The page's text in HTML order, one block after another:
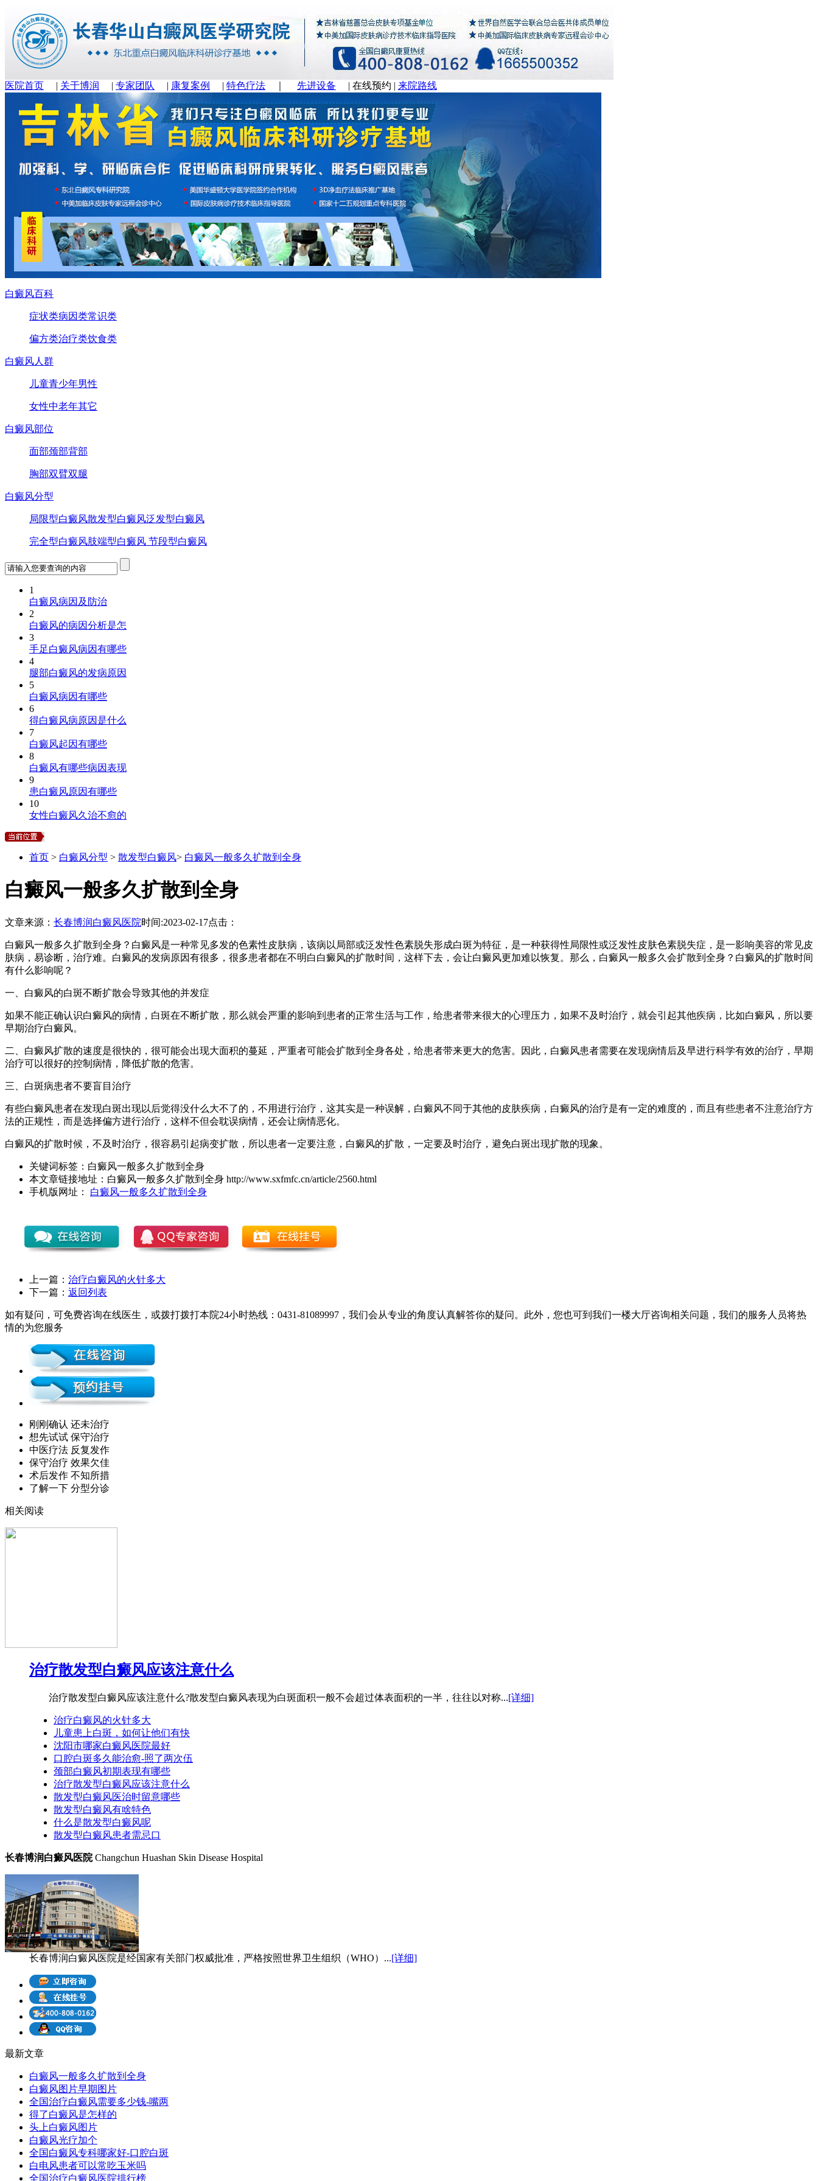
医院首页 | 关于博润 | 专家团队 | 康复案例 | 特色疗法 先进设备 | 在线预约 | 来院路线
白癜风百科
症状类病因类常识类
偏方类治疗类饮食类
白癜风人群
儿童青少年男性
女性中老年其它
白癜风部位
面部颈部背部
胸部双臂双腿
白癜风分型
局限型白癜风散发型白癜风泛发型白癜风
完全型白癜风肢端型白癜风 节段型白癜风
1
白癜风病因及防治
2
白癜风的病因分析是怎
3
手足白癜风病因有哪些
4
腿部白癜风的发病原因
5
白癜风病因有哪些
6
得白癜风病原因是什么
7
白癜风起因有哪些
8
白癜风有哪些病因表现
9
患白癜风原因有哪些
10
女性白癜风久治不愈的
首页 > 白癜风分型 > 散发型白癜风> 白癜风一般多久扩散到全身
白癜风一般多久扩散到全身
文章来源： 长春博润白癜风医院时间:2023-02-17点击：
白癜风一般多久扩散到全身？白癜风是一种常见多发的色素性皮肤病，该病以局部或泛发性色素脱失形成白斑为特征，是一种获得性局限性或泛发性皮肤色素脱失症，是一影响美容的常见皮
肤病，易诊断，治疗难。白癜风的发病原因有很多，很多患者都在不明白白癜风的扩散时间，这样下去，会让白癜风更加难以恢复。那么，白癜风一般多久会扩散到全身？白癜风的扩散时间
有什么影响呢？
一、白癜风的白斑不断扩散会导致其他的并发症
如果不能正确认识白癜风的病情，白斑在不断扩散，那么就会严重的影响到患者的正常生活与工作，给患者带来很大的心理压力，如果不及时治疗，就会引起其他疾病，比如白癜风，所以要
早期治疗白癜风。
二、白癜风扩散的速度是很快的，很可能会出现大面积的蔓延，严重者可能会扩散到全身各处，给患者带来更大的危害。因此，白癜风患者需要在发现病情后及早进行科学有效的治疗，早期
治疗可以很好的控制病情，降低扩散的危害。
三、白斑病患者不要盲目治疗
有些白癜风患者在发现白斑出现以后觉得没什么大不了的，不用进行治疗，这其实是一种误解，白癜风不同于其他的皮肤疾病，白癜风的治疗是有一定的难度的，而且有些患者不注意治疗方
法的正规性，而是选择偏方进行治疗，这样不但会耽误病情，还会让病情恶化。
白癜风的扩散时候，不及时治疗，很容易引起病变扩散，所以患者一定要注意，白癜风的扩散，一定要及时治疗，避免白斑出现扩散的现象。
关键词标签： 白癜风一般多久扩散到全身
本文章链接地址： 白癜风一般多久扩散到全身 http://www.sxfmfc.cn/article/2560.html
手机版网址：
白癜风一般多久扩散到全身
上一篇： 治疗白癜风的火针多大
下一篇： 返回列表
如有疑问，可免费咨询在线医生，或拨打拨打本院24小时热线：0431-81089997，我们会从专业的角度认真解答你的疑问。此外，您也可到我们一楼大厅咨询相关问题，我们的服务人员将热
情的为您服务
刚刚确认 还未治疗
想先试试 保守治疗
中医疗法 反复发作
保守治疗 效果欠佳
术后发作 不知所措
了解一下 分型分诊
相关阅读
治疗散发型白癜风应该注意什么
治疗散发型白癜风应该注意什么?散发型白癜风表现为白斑面积一般不会超过体表面积的一半，往往以对称...[详细]
治疗白癜风的火针多大
儿童患上白斑，如何让他们有快
沈阳市哪家白癜风医院最好
口腔白斑多久能治愈-照了两次伍
颈部白癜风初期表现有哪些
治疗散发型白癜风应该注意什么
散发型白癜风医治时留意哪些
散发型白癜风有啥特色
什么是散发型白癜风呢
散发型白癜风患者需忌口
长春博润白癜风医院 Changchun Huashan Skin Disease Hospital
长春博润白癜风医院是经国家有关部门权威批准，严格按照世界卫生组织（WHO）...[详细]
最新文章
白癜风一般多久扩散到全身
白癜风图片早期图片
全国治疗白癜风需要多少钱-嘴两
得了白癜风是怎样的
头上白癜风图片
白癜风光疗加个
全国白癜风专科哪家好-口腔白斑
白电风患者可以常吃玉米吗
全国治疗白癜风医院排行榜